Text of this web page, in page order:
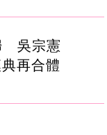
吳宗憲
再合體